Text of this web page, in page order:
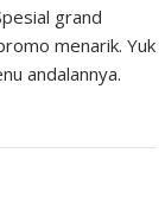
grand
menarik. Yuk
andalannya.